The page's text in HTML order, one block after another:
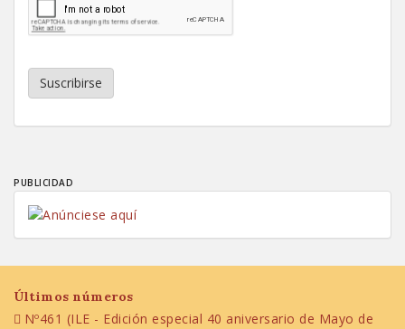
Suscribirse
PUBLICIDAD
Últimos números
Nº461 (ILE - Edición especial 40 aniversario de Mayo de